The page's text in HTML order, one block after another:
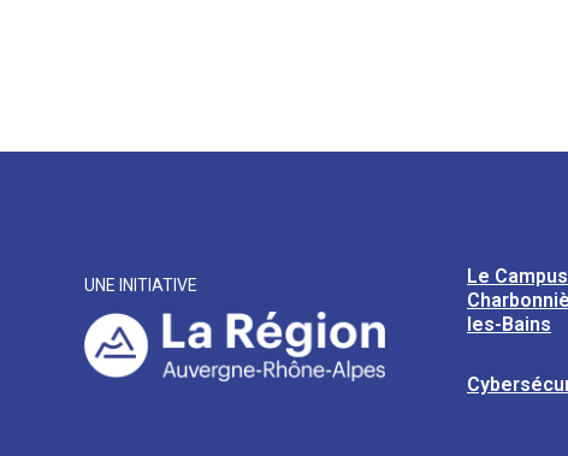
UNE INITIATIVE
Le
les-Bains